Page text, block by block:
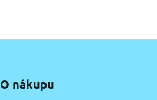
O nákupu